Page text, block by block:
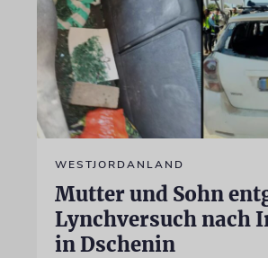
WESTJORDANLAND
Mutter und Sohn
Lynchversuch nach
in Dschenin